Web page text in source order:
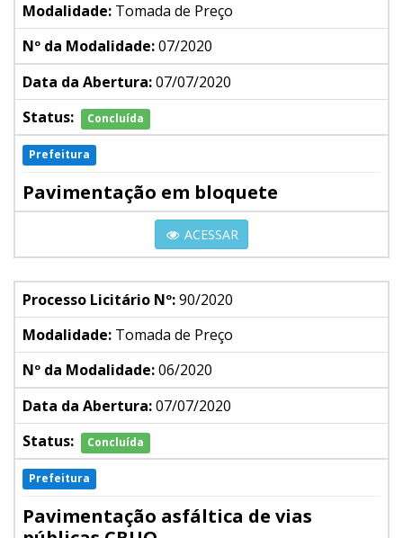
Modalidade: Tomada de Preço
Nº da Modalidade:07/2020
Data da Abertura:07/07/2020
Status:
Concluída
Prefeitura
Pavimentação em bloquete
ACESSAR
Processo Licitário Nº:90/2020
Modalidade: Tomada de Preço
Nº da Modalidade:06/2020
Data da Abertura:07/07/2020
Status:
Concluída
Prefeitura
Pavimentação asfáltica de vias